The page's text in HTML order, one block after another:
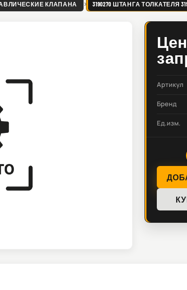
КЛАПАНА 3190270 ШТАНГА ТОЛКАТЕЛЯ
Артикул
Бренд
Ед.изм.